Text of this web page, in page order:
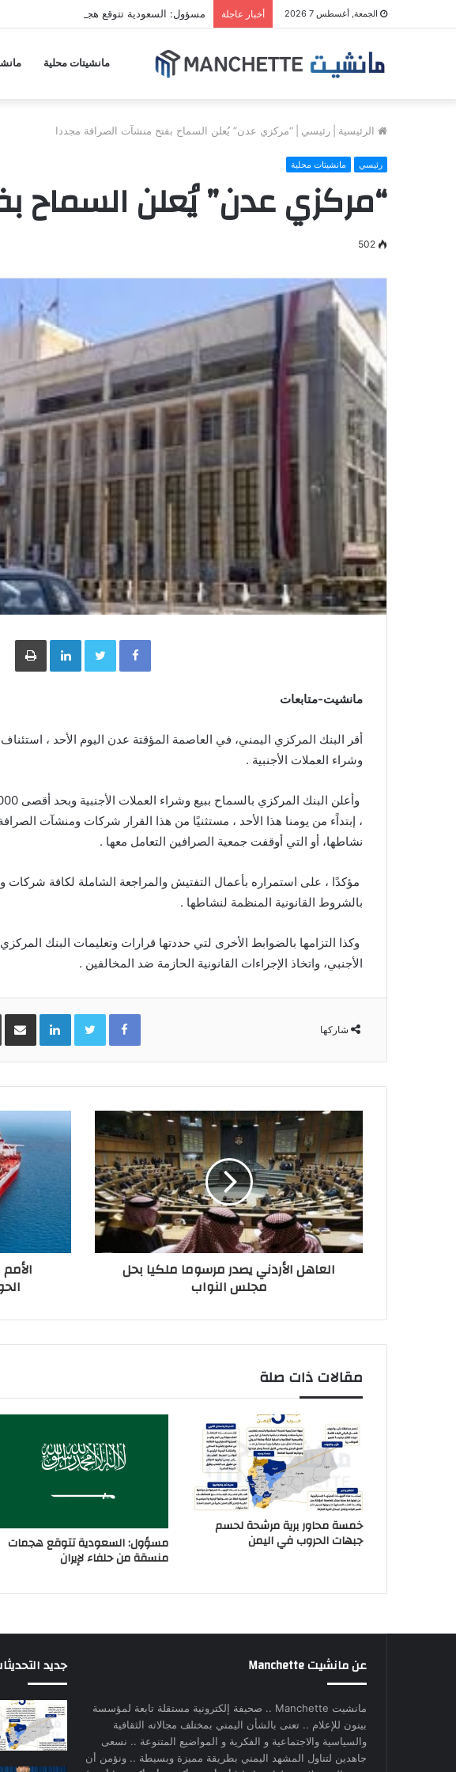
الجمعة, أغسطس 7 2026 أخبار عاجلة مسؤول: السعودية تتوقع هجمات منسقة من حلفاء
مانشيتات محلية
الرئيسية رئيسي “مركزي عدن” يُعلن السماح بفتح منشآت الصرافة مجددا
رئيسي مانشيتات محلية
“مركزي عدن” يُعلن السماح
502
Facebook
Twitter
LinkedIn
مانشيت-متابعات
أقر البنك المركزي اليمني، في العاصمة المؤقتة عدن اليوم الأحد ،
وشراء العملات الأجنبية .
، إبتداًء من يومنا هذا الأحد ، مستثنيًا من هذا القرار شركات ومنشآت
نشاطها، أو التي أوقفت جمعية الصرافين التعامل معها .
مؤكدًا ، على استمراره بأعمال التفتيش والمراجعة الشاملة لكافة شركات
بالشروط القانونية المنظمة لنشاطها .
وكذا التزامها بالضوابط الأخرى لتي حددتها قرارات وتعليمات البنك
الأجنبي، واتخاذ الإجراءات القانونية الحازمة ضد المخالفين .
شاركها
Facebook
Twitter
العاهل الأردني يصدر مرسوما ملكيا بحل
مجلس النواب
مقالات ذات صلة
خمسة محاور برية مرشحة لحسم
جبهات الحروب في اليمن مسؤول: السعودية تتوقع هجمات
منسقة من حلفاء لإيران
عن مانشيت Manchette
مانشيت Manchette .. صحيفة إلكترونية مستقلة تابعة لمؤسسة
بينون للإعلام .. تعنى بالشأن اليمني بمختلف مجالاته الثقافية
والسياسية والاجتماعية و الفكرية و المواضيع المتنوعة .. نسعى
جاهدين لتناول المشهد اليمني بطريقة مميزة وبسيطة .. ونؤمن أن
جديد